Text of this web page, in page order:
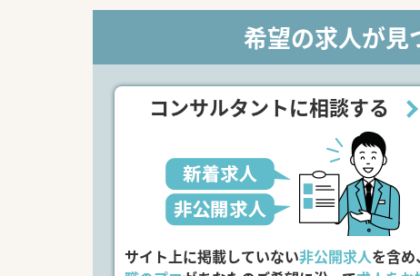
希望の求人が
コンサルタントに相談する
サイト上に掲載していない非公開求人を含め、